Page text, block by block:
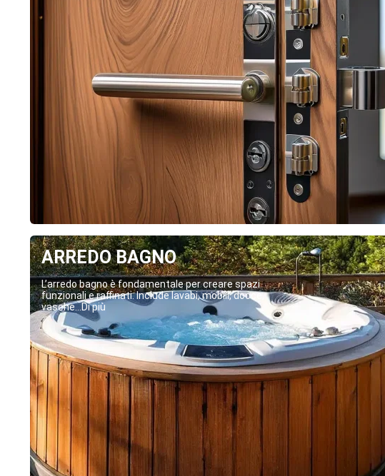
ARREDO BAGNO
L’arredo bagno è fondamentale per creare spazi
funzionali e raffinati. Include lavabi, mobili, docce,
vasche...Di più